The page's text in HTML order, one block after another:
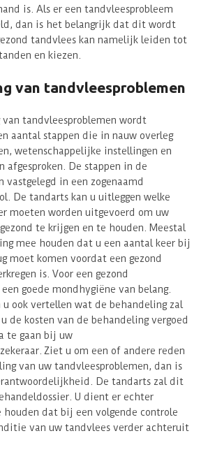
is. Als er een tandvleesprobleem
dan is het belangrijk dat dit wordt
tandvlees kan namelijk leiden tot
en kiezen.
van tandvleesproblemen
van tandvleesproblemen wordt
aantal stappen die in nauw overleg
wetenschappelijke instellingen en
afgesproken. De stappen in de
vastgelegd in een zogenaamd
De tandarts kan u uitleggen welke
moeten worden uitgevoerd om uw
te krijgen en te houden. Meestal
mee houden dat u een aantal keer bij
moet komen voordat een gezond
is. Voor een gezond
goede mondhygiëne van belang.
u ook vertellen wat de behandeling zal
de kosten van de behandeling vergoed
te gaan bij uw
Ziet u om een of andere reden
van uw tandvleesproblemen, dan is
De tandarts zal dit
U dient er echter
houden dat bij een volgende controle
van uw tandvlees verder achteruit